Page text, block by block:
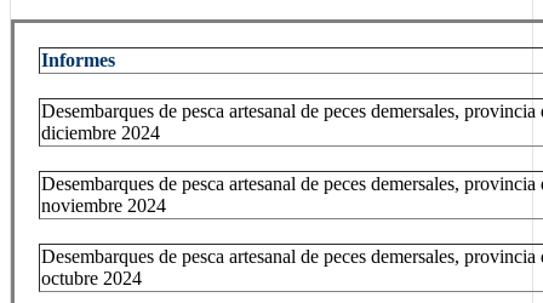
Informes
Desembarques de pesca artesanal de peces demersales,
diciembre 2024
Desembarques de pesca artesanal de peces demersales,
noviembre 2024
Desembarques de pesca artesanal de peces demersales,
octubre 2024